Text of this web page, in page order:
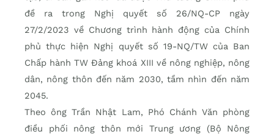
đề ra trong Nghị quyết số 26/NQ-CP ngày
27/2/2023 về Chương trình hành động của Chính
phủ thực hiện Nghị quyết số 19-NQ/TW của Ban
Chấp hành TW Đảng khoá XIII về nông nghiệp, nông
dân, nông thôn đến năm 2030, tầm nhìn đến năm
2045.
Theo ông Trần Nhật Lam, Phó Chánh Văn phòng
điều phối nông thôn mới Trung ương (Bộ Nông